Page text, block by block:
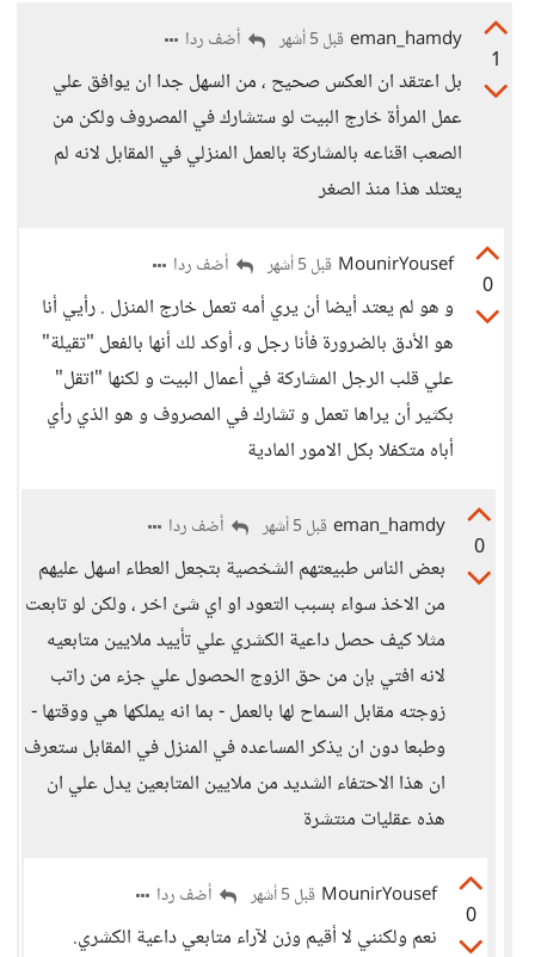
1
eman_hamdy قبل 5 أشهر أضف ردا
بل اعتقد ان العكس صحيح ، من السهل جدا ان يوافق علي
عمل المرأة خارج البيت لو ستشارك في المصروف ولكن من
الصعب اقناعه بالمشاركة بالعمل المنزلي في المقابل لانه لم
يعتلد هذا منذ الصغر
0
MounirYousef قبل 5 أشهر أضف ردا
و هو لم يعتد أيضا أن يري أمه تعمل خارج المنزل . رأيي أنا
هو الأدق بالضرورة فأنا رجل و، أوكد لك أنها بالفعل "تقيلة"
علي قلب الرجل المشاركة في أعمال البيت و لكنها "اتقل"
بكثير أن يراها تعمل و تشارك في المصروف و هو الذي رأي
أباه متكفلا بكل الامور المادية
0
eman_hamdy قبل 5 أشهر أضف ردا
بعض الناس طبيعتهم الشخصية بتجعل العطاء اسهل عليهم
من الاخذ سواء بسبب التعود او اي شئ اخر ، ولكن لو تابعت
مثلا كيف حصل داعية الكشري علي تأييد ملايين متابعيه
لانه افتي بإن من حق الزوج الحصول علي جزء من راتب
زوجته مقابل السماح لها بالعمل - بما انه يملكها هي ووقتها -
وطبعا دون ان يذكر المساعده في المنزل في المقابل ستعرف
ان هذا الاحتفاء الشديد من ملايين المتابعين يدل علي ان
هذه عقليات منتشرة
0
MounirYousef قبل 5 أشهر أضف ردا
نعم ولكنني لا أقيم وزن لآراء متابعي داعية الكشري.